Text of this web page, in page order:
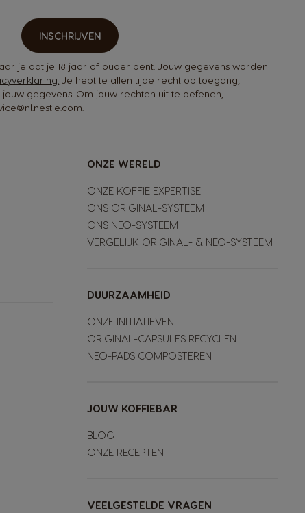
INSCHRIJVEN
je dat je 18 jaar of ouder bent. Jouw gegevens worden
Je hebt te allen tijde recht op toegang,
gegevens. Om jouw rechten uit te oefenen,
ONZE WERELD
ONZE KOFFIE EXPERTISE
ONS ORIGINAL-SYSTEEM
ONS NEO-SYSTEEM
VERGELIJK ORIGINAL- & NEO-SYSTEEM
DUURZAAMHEID
ONZE INITIATIEVEN
ORIGINAL-CAPSULES RECYCLEN
NEO-PADS COMPOSTEREN
JOUW KOFFIEBAR
BLOG
ONZE RECEPTEN
VEELGESTELDE VRAGEN